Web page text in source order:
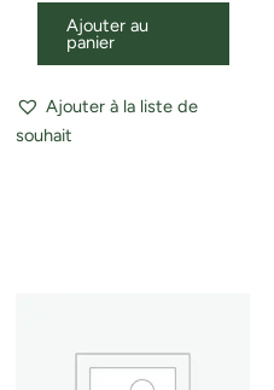
Ajouter au
panier
Ajouter à la liste de
souhait